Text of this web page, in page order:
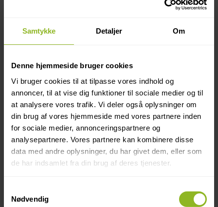
Samtykke Detaljer Om
Denne hjemmeside bruger cookies
Vi bruger cookies til at tilpasse vores indhold og
annoncer, til at vise dig funktioner til sociale medier og til
at analysere vores trafik. Vi deler også oplysninger om
din brug af vores hjemmeside med vores partnere inden
for sociale medier, annonceringspartnere og
analysepartnere. Vores partnere kan kombinere disse
data med andre oplysninger, du har givet dem, eller som
de har indsamlet fra din brug af deres tjenester.
Nødvendig
– Vi kigger på de mere tekniske aspekter,
fx facadens konstruktion og holdbarhed,
miljøvaredeklarationen (EPD).
3.Oplæg og tilbud på projektet–
Baseret på vores indledende møde og
vores undersøgelser får du en projektplan
og et tilbud.
4.Vi tager teten og arbejdet
igangsættes– Ønsker du at gøre brug af